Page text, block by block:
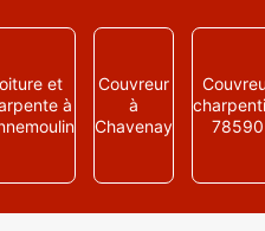
et
à
Couvreur
à
Chavenay
78590